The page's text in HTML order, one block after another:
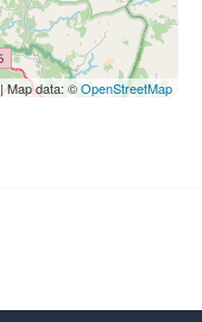
| Map data: ©OpenStreetMap